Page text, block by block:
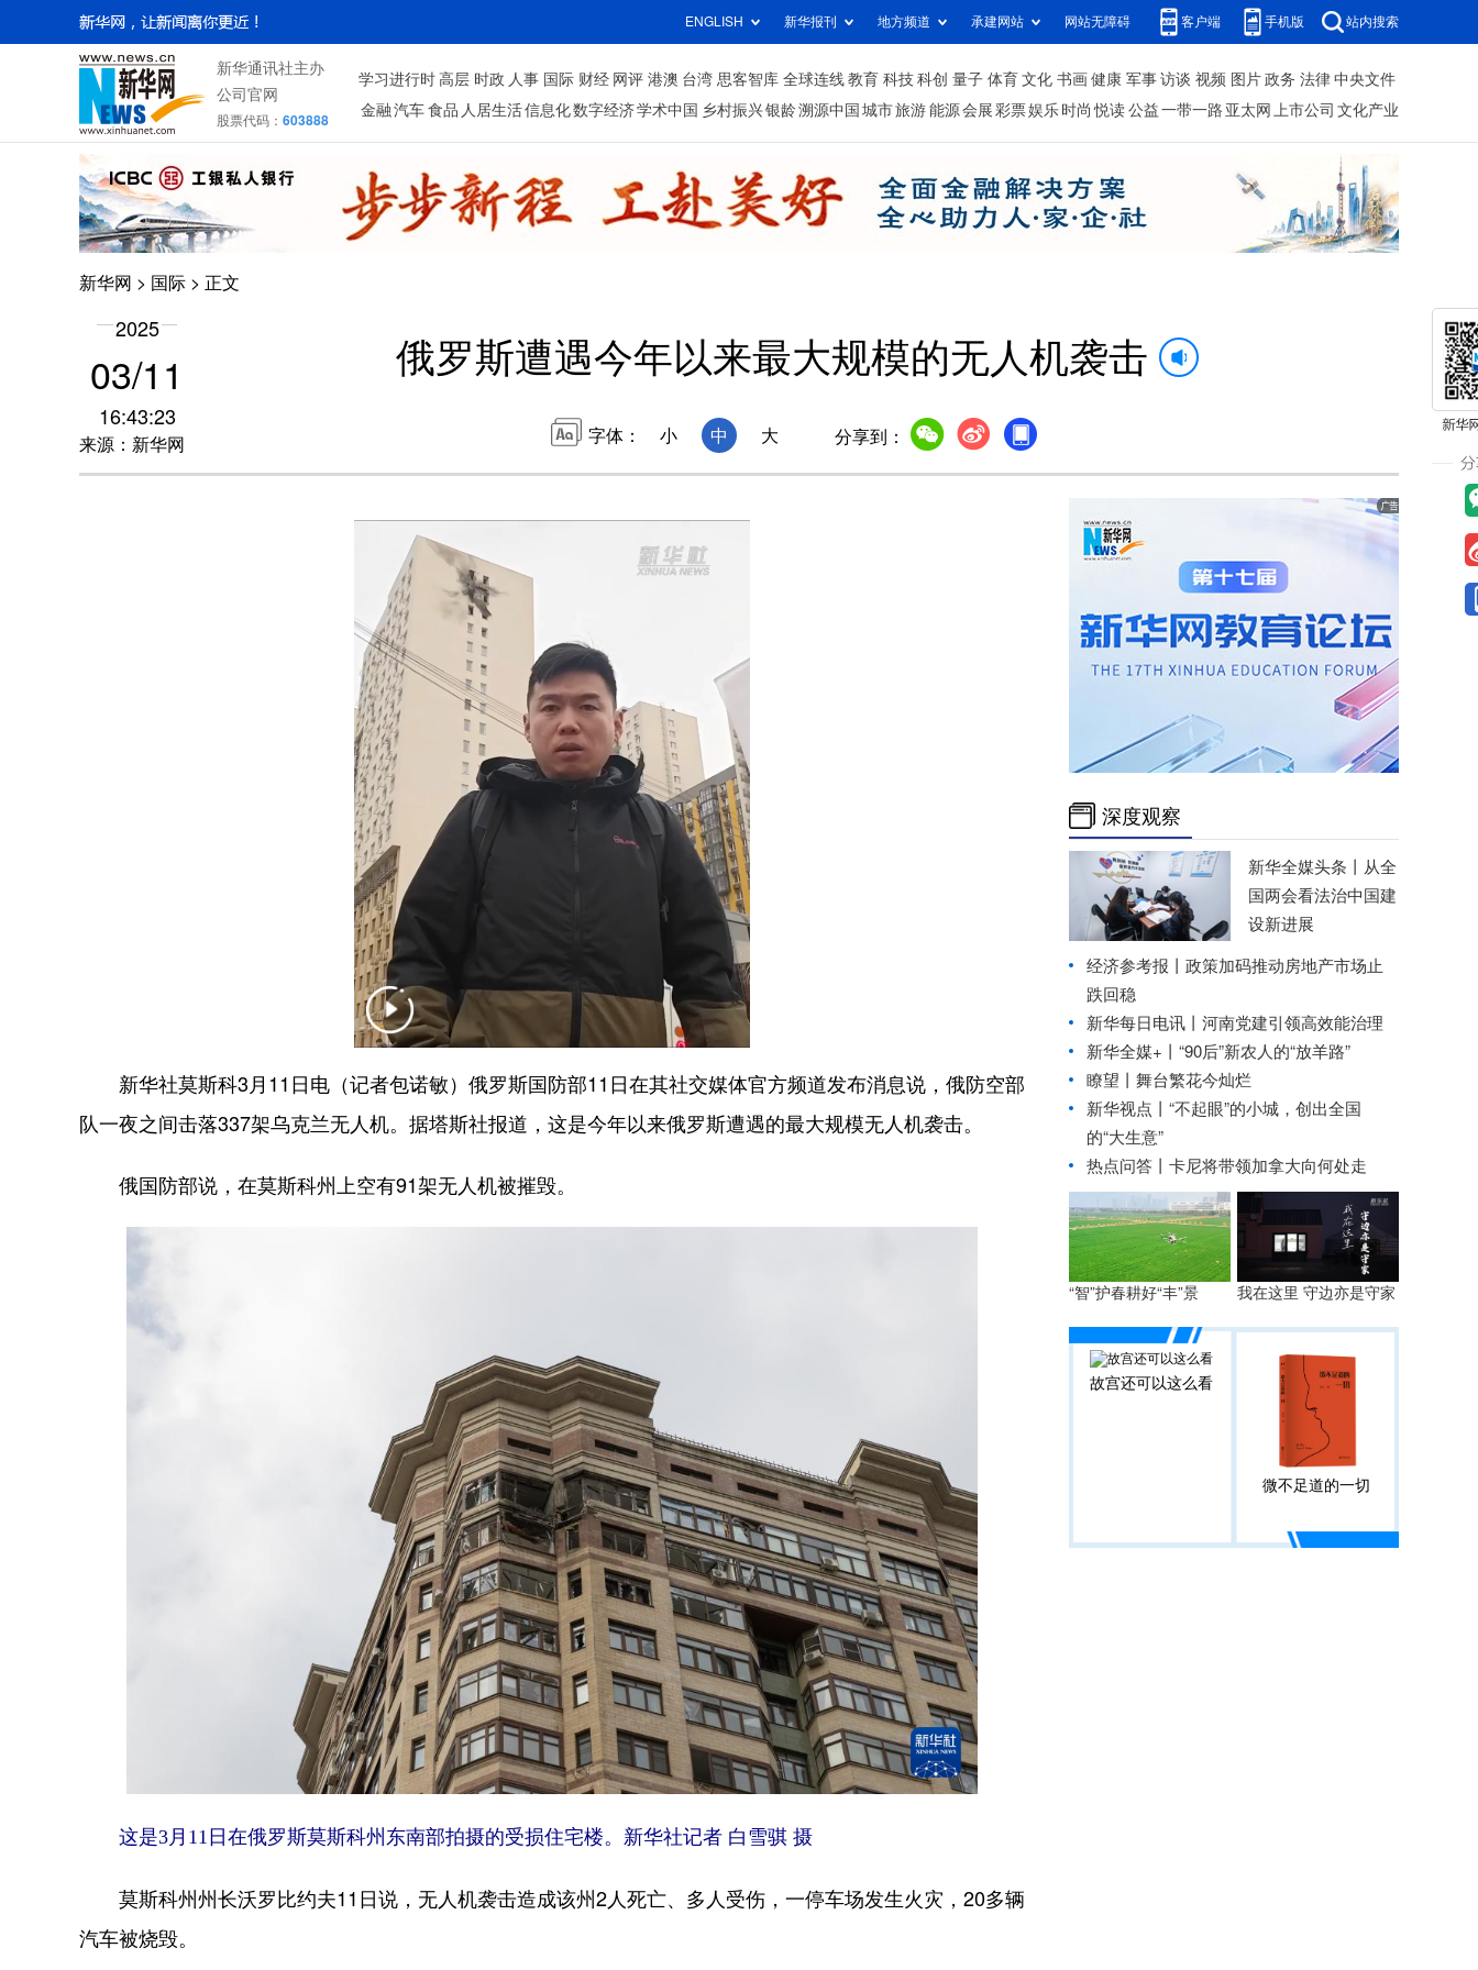
ENGLISH 新华报刊 地方频道 承建网站 网站无障碍 客户端 手机版 站内搜索
新华通讯社主办
公司官网
股票代码： 603888
学习进行时 高层 时政 人事 国际 财经 网评 港澳 台湾 思客智库 全球连线 教育 科技 科创 量子 体育 文化 书画 健康 军事 访谈 视频 图片 政务 法律 中央文件
金融 汽车 食品 人居生活信息化数字经济学术中国 乡村振兴银龄溯源中国 城市旅游 能源 会展 彩票娱乐 时尚 悦读 公益 一带一路 亚太网 上市公司 文化产业
新华网 > 国际 > 正文
2025
03/11
16:43:23
来源：新华网
俄罗斯遭遇今年以来最大规模的无人机袭击
字体： 小 中 大 分享到：
新华社莫斯科3月11日电（记者包诺敏）俄罗斯国防部11日在其社交媒体官方频道发布消息说，俄防空部
队一夜之间击落337架乌克兰无人机。据塔斯社报道，这是今年以来俄罗斯遭遇的最大规模无人机袭击。
俄国防部说，在莫斯科州上空有91架无人机被摧毁。
这是3月11日在俄罗斯莫斯科州东南部拍摄的受损住宅楼。新华社记者 白雪骐 摄
莫斯科州州长沃罗比约夫11日说，无人机袭击造成该州2人死亡、多人受伤，一停车场发生火灾，20多辆
汽车被烧毁。
深度观察
新华全媒头条丨
从全
国两会看法治中国建
设新进展
经济参考报丨 政策加码推动房地产市场止
跌回稳
新华每日电讯丨 河南党建引领高效能治理
新华全媒+丨 “90后”新农人的“放羊路”
瞭望丨舞台繁花今灿烂
新华视点丨“不起眼”的小城，创出全国
的“大生意”
热点问答丨卡尼将带领加拿大向何处走
“智”护春耕好“丰”景 我在这里 守边亦是守家
故宫还可以这么看
微不足道的一切